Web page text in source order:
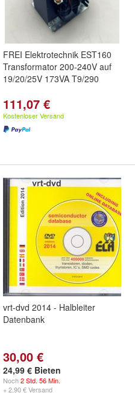
FREI Elektrotechnik EST160
Transformator 200-240V auf
19/20/25V 173VA T9/290
111,07 €
Kostenloser Versand
vrt-dvd 2014 - Halbleiter
Datenbank
30,00 €
24,99 € Bieten
Noch2 Std. 56 Min.
+ 2,90 € Versand